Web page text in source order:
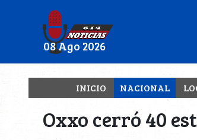
08 Ago 2026
INICIO NACIONAL
Oxxo cerró 40